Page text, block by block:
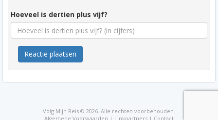
Hoeveel is dertien plus vijf?
Reactie plaatsen
Volg Mijn Reis © 2026. Alle rechten voorbehouden.
Algemene Voorwaarden | Linkpartners | Contact